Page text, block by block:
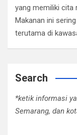
yang memiliki cita
Makanan ini
terutama di
Search
*ketik informasi
Semarang, dan